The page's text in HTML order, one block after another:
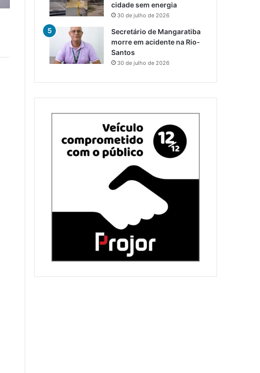
cidade sem energia
30 de julho de 2026
Secretário de Mangaratiba
morre em acidente na Rio-
Santos
30 de julho de 2026